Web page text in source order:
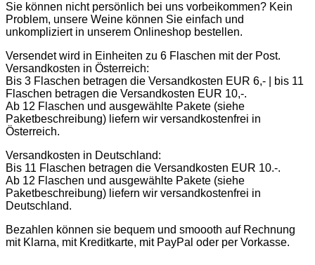
Sie können nicht persönlich bei uns vorbeikommen? Kein
Problem, unsere Weine können Sie einfach und
unkompliziert in unserem Onlineshop bestellen.
Versendet wird in Einheiten zu 6 Flaschen mit der Post.
Versandkosten in Österreich:
Bis 3 Flaschen betragen die Versandkosten EUR 6,- | bis 11
Flaschen betragen die Versandkosten EUR 10,-.
Ab 12 Flaschen und ausgewählte Pakete (siehe
Paketbeschreibung) liefern wir versandkostenfrei in
Österreich.
Versandkosten in Deutschland:
Bis 11 Flaschen betragen die Versandkosten EUR 10.-.
Ab 12 Flaschen und ausgewählte Pakete (siehe
Paketbeschreibung) liefern wir versandkostenfrei in
Deutschland.
Bezahlen können sie bequem und smoooth auf Rechnung
mit Klarna, mit Kreditkarte, mit PayPal oder per Vorkasse.